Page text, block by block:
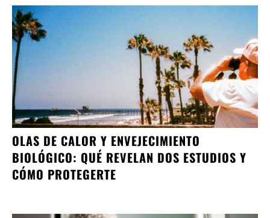
OLAS DE CALOR Y ENVEJECIMIENTO
BIOLÓGICO: QUÉ REVELAN DOS ESTUDIOS Y
CÓMO PROTEGERTE